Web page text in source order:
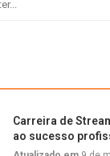
Carreira de
ao sucesso